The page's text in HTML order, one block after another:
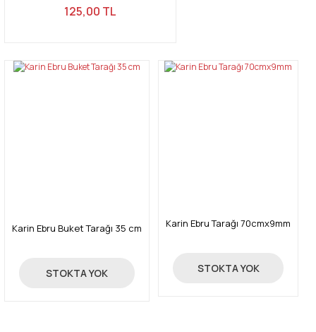
125,00 TL
Karin Ebru Buket Tarağı 35 cm
200,00 TL
STOKTA YOK
Karin Ebru Tarağı 70cmx9mm
53,61 TL
STOKTA YOK